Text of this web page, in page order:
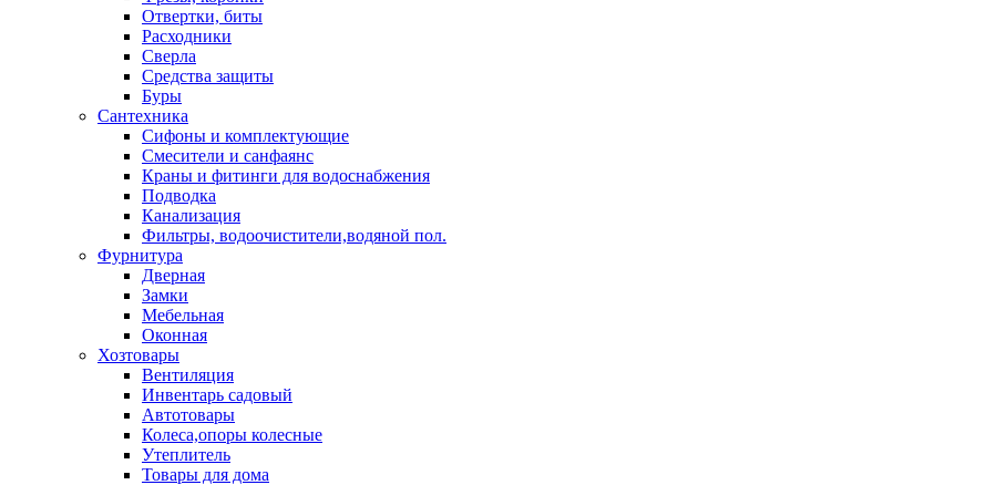
Отвертки, биты
Расходники
Сверла
Средства защиты
Буры
Сантехника
Сифоны и комплектующие
Смесители и санфаянс
Краны и фитинги для водоснабжения
Подводка
Канализация
Фильтры, водоочистители,водяной пол.
Фурнитура
Дверная
Замки
Мебельная
Оконная
Хозтовары
Вентиляция
Инвентарь садовый
Автотовары
Колеса,опоры колесные
Утеплитель
Товары для дома